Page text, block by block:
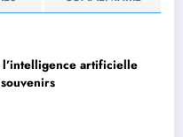
l’intelligence artificielle